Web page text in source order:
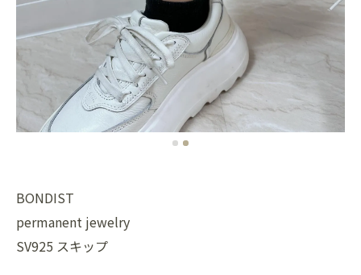
BONDIST
permanent jewelry
SV925 スキップ